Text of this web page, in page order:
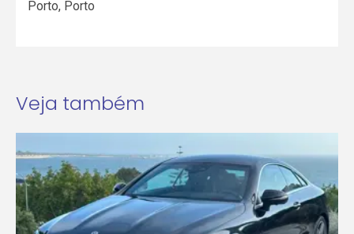
Porto, Porto
Veja também